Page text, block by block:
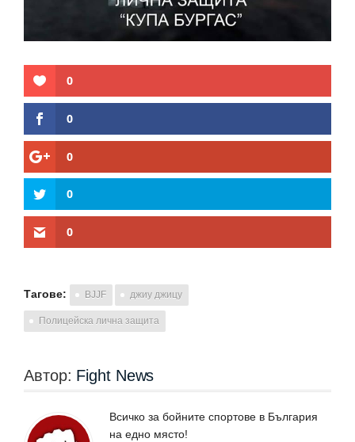
0
0
0
0
0
Тагове: BJJF джиу джицу
Полицейска лична защита
Автор: Fight News
Всичко за бойните спортове в България
на едно място!